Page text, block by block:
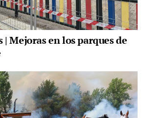
| Mejoras en los parques de